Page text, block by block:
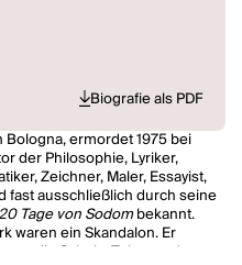
Biografie als PDF
Bologna, ermordet 1975 bei
der Philosophie, Lyriker,
Zeichner, Maler, Essayist,
fast ausschließlich durch seine
Tage von Sodombekannt.
waren ein Skandalon. Er
die Schein-Toleranz der